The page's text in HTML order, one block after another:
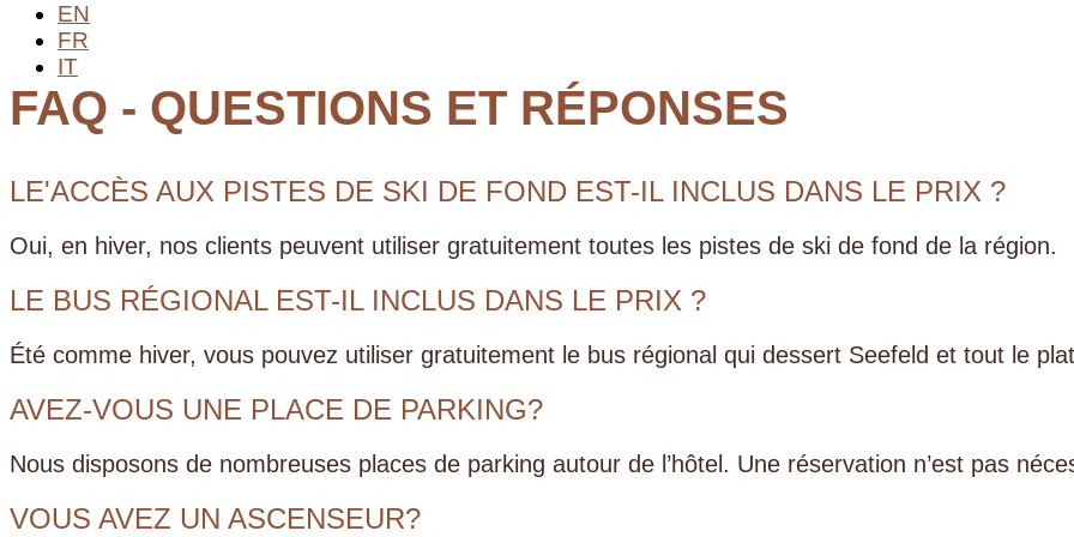
EN
FR
IT
FAQ - QUESTIONS ET RÉPONSES
LE'ACCÈS AUX PISTES DE SKI DE FOND EST-IL INCLUS DANS LE PRIX ?
Oui, en hiver, nos clients peuvent utiliser gratuitement toutes les pistes de ski de fond de la région.
LE BUS RÉGIONAL EST-IL INCLUS DANS LE PRIX ?
Été comme hiver, vous pouvez utiliser gratuitement le bus régional qui dessert Seefeld et tout le
AVEZ-VOUS UNE PLACE DE PARKING?
Nous disposons de nombreuses places de parking autour de l’hôtel. Une réservation n’est pas
VOUS AVEZ UN ASCENSEUR?